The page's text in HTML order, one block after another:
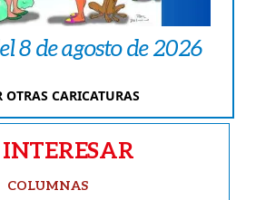
8 de agosto de 2026
OTRAS CARICATURAS
COLUMNAS